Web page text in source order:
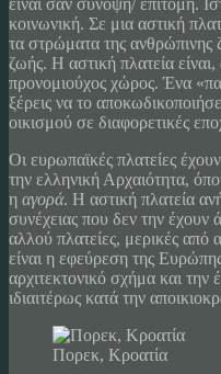
κοινωνική. Σε μια αστική
τα στρώματα της ανθρώπινης
ζωής. Η αστική πλατεία
προνομιούχος χώρος. Ένα
ξέρεις να το
οικισμού σε διαφορετικές
Οι ευρωπαϊκές πλατείες
την ελληνική Αρχαιότητα,
η αγορά. Η αστική πλατεία
συνέχειας που δεν την έχουν
αλλού πλατείες, μερικές από
είναι η εφεύρεση της
αρχιτεκτονικό σχήμα και την
ιδιαιτέρως κατά την
Πορεκ, Κροατία